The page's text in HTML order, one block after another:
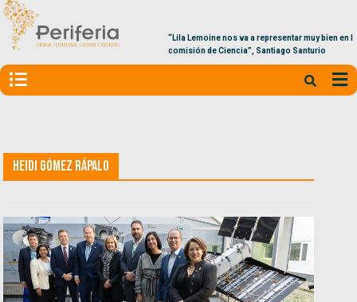
“Lila Lemoine nos va a representar muy bien en la
comisión de Ciencia”, Santiago Santurio
Heidi Gómez Rápalo